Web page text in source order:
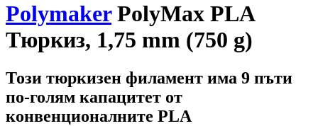
PolymakerPolyMax PLA
Tюркиз, 1,75 mm (750 g)
Този тюркизен филамент има 9 пъти
по-голям капацитет от
конвенционалните PLA